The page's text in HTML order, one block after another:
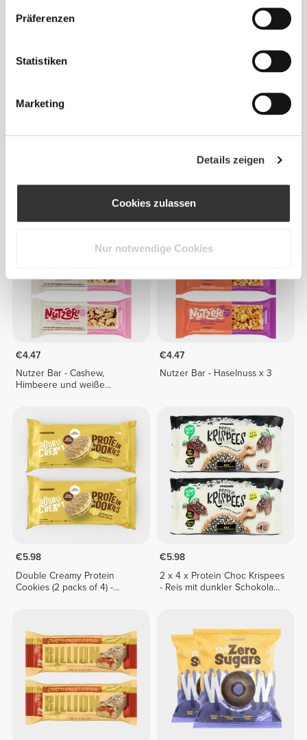
Präferenzen
Statistiken
Marketing
Details zeigen
Cookies zulassen
Nur notwendige Cookies
Thins (2 packs of 14)
Himbeere x 3
€4.47
Nutzer Bar - Cashew,
Himbeere und weiße
2 KAUFEN, 1 GRATIS DAZU
€4.47
Nutzer Bar - Haselnuss x 3
€5.98
Double Creamy Protein
Cookies (2 packs of 4) -
€5.98
2 x 4 x Protein Choc Krispees
- Reis mit dunkler Schokolade